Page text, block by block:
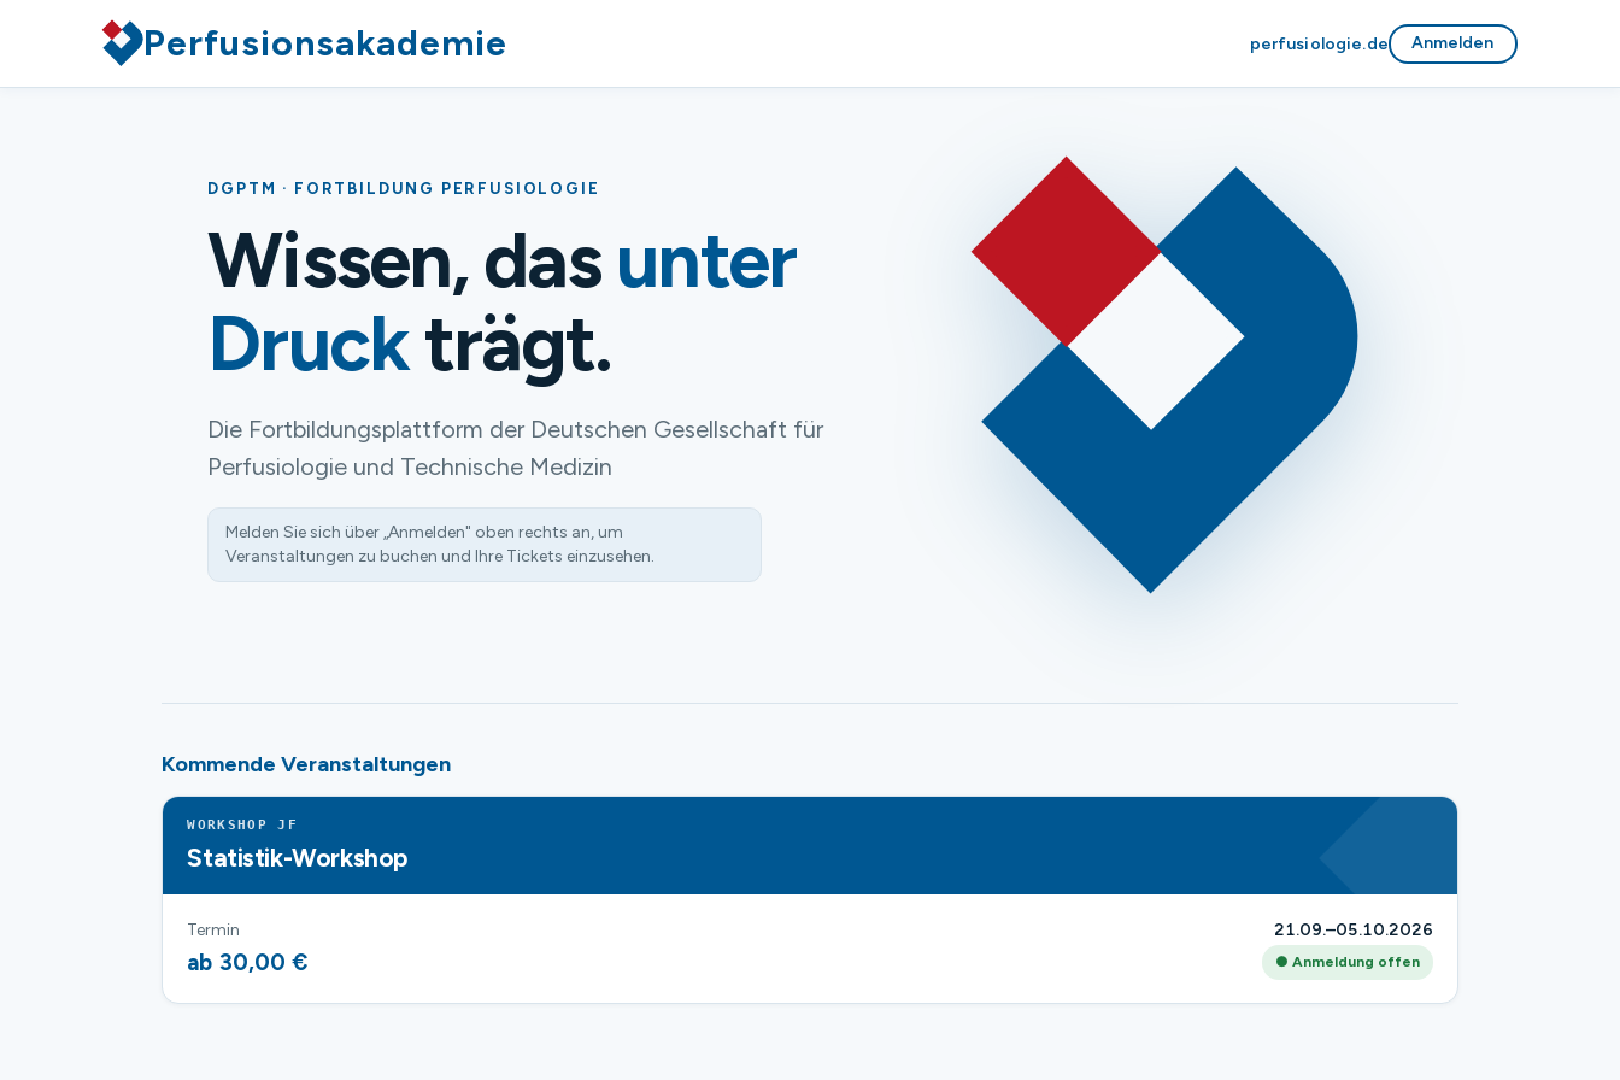
Perfusionsakademie perfusiologie.de Anmelden
DGPTM · FORTBILDUNG PERFUSIOLOGIE
Wissen, dasunter
Druckträgt.
Die Fortbildungsplattform der Deutschen Gesellschaft für
Perfusiologie und Technische Medizin
Melden Sie sich über „Anmelden" oben rechts an, um
Veranstaltungen zu buchen und Ihre Tickets einzusehen.
Kommende Veranstaltungen
WORKSHOP JF
Statistik-Workshop
Termin 21.09.–05.10.2026
ab 30,00 € ● Anmeldung offen